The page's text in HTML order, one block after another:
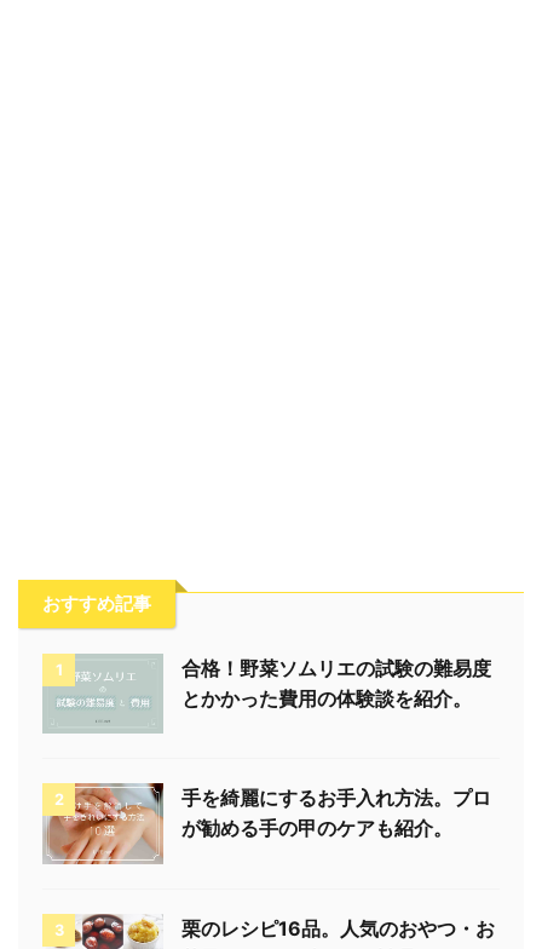
おすすめ記事
1
合格！野菜ソムリエの試験の難易度
とかかった費用の体験談を紹介。
2
手を綺麗にするお手入れ方法。プロ
が勧める手の甲のケアも紹介。
3
栗のレシピ16品。人気のおやつ・お